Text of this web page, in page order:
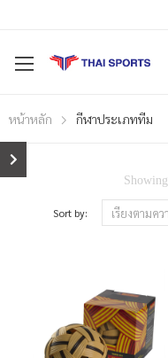
หน้าหลัก กีฬาประเภททีม
Showing
Sort by: